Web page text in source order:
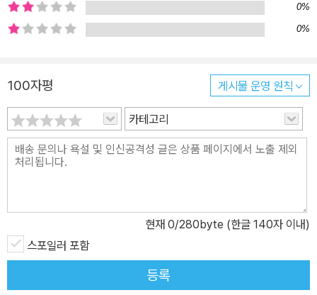
0%
0%
100자평 게시물 운영 원칙
카테고리
현재 0/280byte (한글 140자 이내)
스포일러 포함
등록